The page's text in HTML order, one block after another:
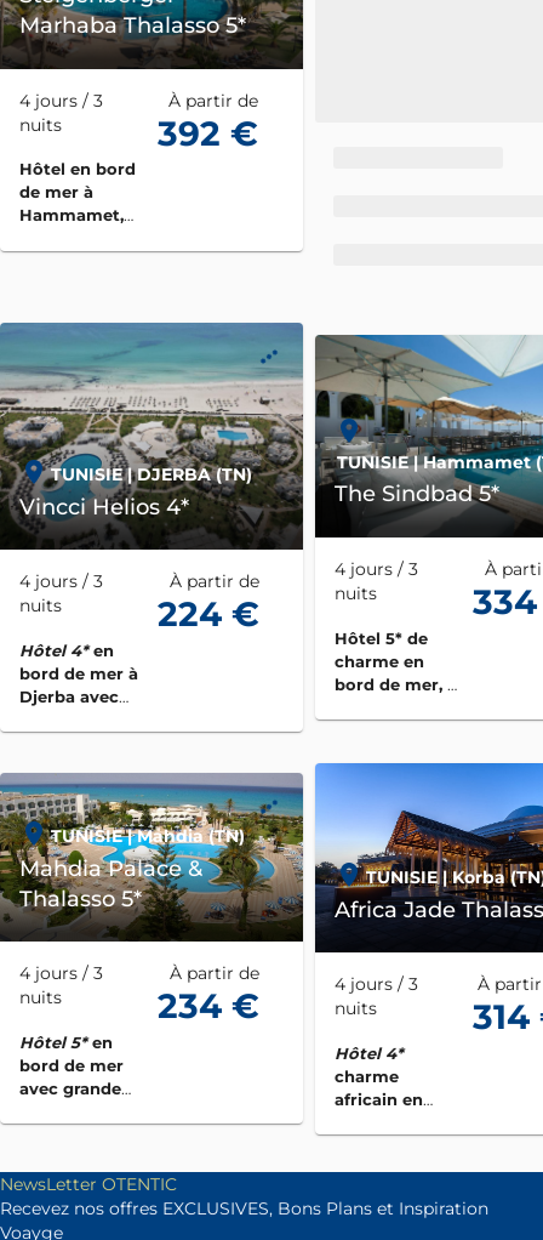
Marhaba Thalasso 5*
4 jours / 3
nuits
Hôtel en bord
de mer à
Hammamet,
animations
pour tous les
âges, dans une
ambiance
confortable
avec un
service de
qualité.
À partir de
392 €
TUNISIE| DJERBA (TN)
Vincci Helios 4*
4 jours / 3
nuits
Hôtel 4*en
bord de mer à
Djerba avec
À partir de
224 €
TUNISIE| Hammamet
The Sindbad 5*
4 jours / 3
nuits
Hôtel 5* de
charme en
bord de mer, à
raffinés, spa,
piscines et
centre de
bien-être, idéal
pour un séjour
À
TUNISIE| Mahdia (TN)
Mahdia Palace &
Thalasso 5*
4 jours / 3
nuits
Hôtel 5*en
bord de mer
avec grande
À partir de
234 €
TUNISIE| Korba
Africa Jade
4 jours / 3
nuits
Hôtel 4*
charme
africain en
À
NewsLetter OTENTIC
Recevez nos offres EXCLUSIVES, Bons Plans et Inspiration
Voayge